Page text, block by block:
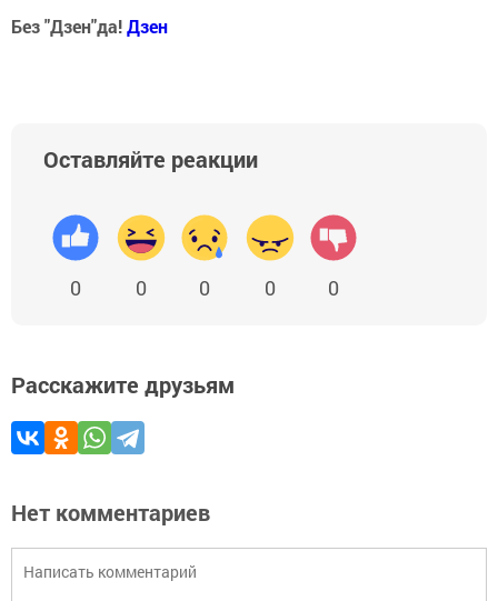
Без "Дзен"да!Дзен
Оставляйте реакции
0 0 0 0 0
Расскажите друзьям
Нет комментариев